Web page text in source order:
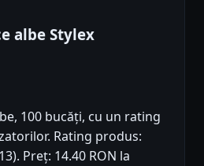
albe Stylex
100 bucăți, cu un rating
Rating produs:
Preț: 14.40 RON la